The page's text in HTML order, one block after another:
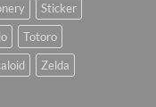
Sticker
Totoro
Zelda